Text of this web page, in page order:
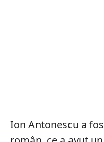
Ion Antonescu a